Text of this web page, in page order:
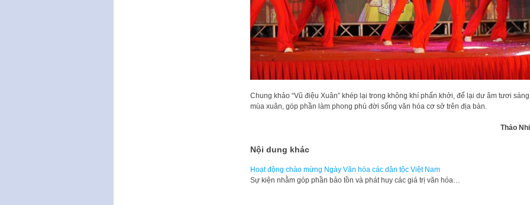
Chung khảo “Vũ điệu Xuân” khép lại trong không khí phấn khởi, để lại dư âm tươi
mùa xuân, góp phần làm phong phú đời sống văn hóa cơ sở trên địa bàn.
Thảo
Nội dung khác
Hoạt động chào mừng Ngày Văn hóa các dân tộc Việt Nam
Sự kiện nhằm góp phần bảo tồn và phát huy các giá trị văn hóa…